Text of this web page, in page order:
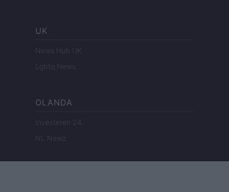
UK
News Hub UK
Lgbtq News
OLANDA
Investeren 24
NL Newz